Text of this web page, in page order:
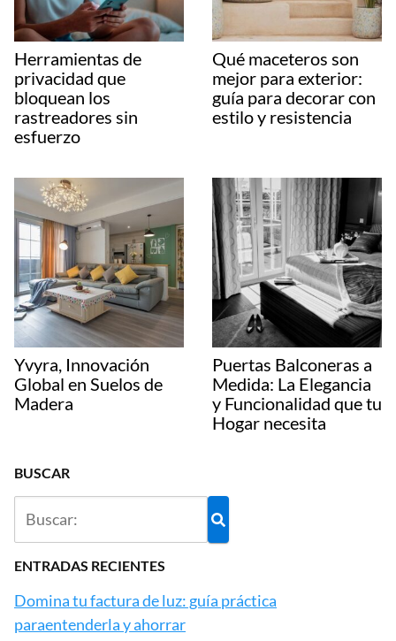
Herramientas de
privacidad que
bloquean los
rastreadores sin
esfuerzo
Qué maceteros son
mejor para exterior:
guía para decorar con
estilo y resistencia
Yvyra, Innovación
Global en Suelos de
Madera
Puertas Balconeras a
Medida: La Elegancia
y Funcionalidad que tu
Hogar necesita
BUSCAR
ENTRADAS RECIENTES
Domina tu factura de luz: guía práctica
paraentenderla y ahorrar